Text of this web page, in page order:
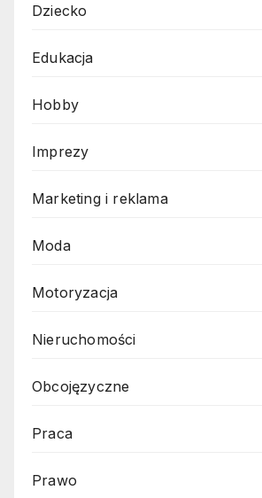
Dziecko
Edukacja
Hobby
Imprezy
Marketing i reklama
Moda
Motoryzacja
Nieruchomości
Obcojęzyczne
Praca
Prawo